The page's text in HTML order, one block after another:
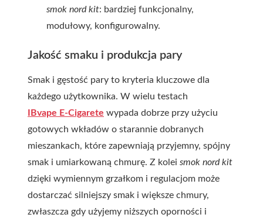
smok nord kit: bardziej funkcjonalny,
modułowy, konfigurowalny.
Jakość smaku i produkcja pary
Smak i gęstość pary to kryteria kluczowe dla
każdego użytkownika. W wielu testach
IBvape E-Cigarete wypada dobrze przy użyciu
gotowych wkładów o starannie dobranych
mieszankach, które zapewniają przyjemny, spójny
smak i umiarkowaną chmurę. Z kolei smok nord kit
dzięki wymiennym grzałkom i regulacjom może
dostarczać silniejszy smak i większe chmury,
zwłaszcza gdy użyjemy niższych oporności i